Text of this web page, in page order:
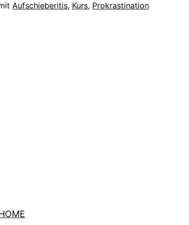
Aufschieberitis, Kurs, Prokrastination